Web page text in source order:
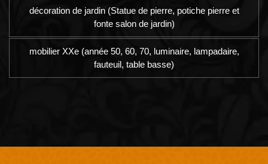
décoration de jardin (Statue de pierre, potiche pierre et
fonte salon de jardin)
mobilier XXe (année 50, 60, 70, luminaire, lampadaire,
fauteuil, table basse)